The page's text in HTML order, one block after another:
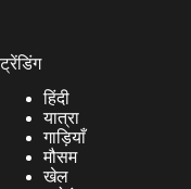
ट्रेंडिंग
हिंदी
यात्रा
गाड़ियाँ
मौसम
खेल